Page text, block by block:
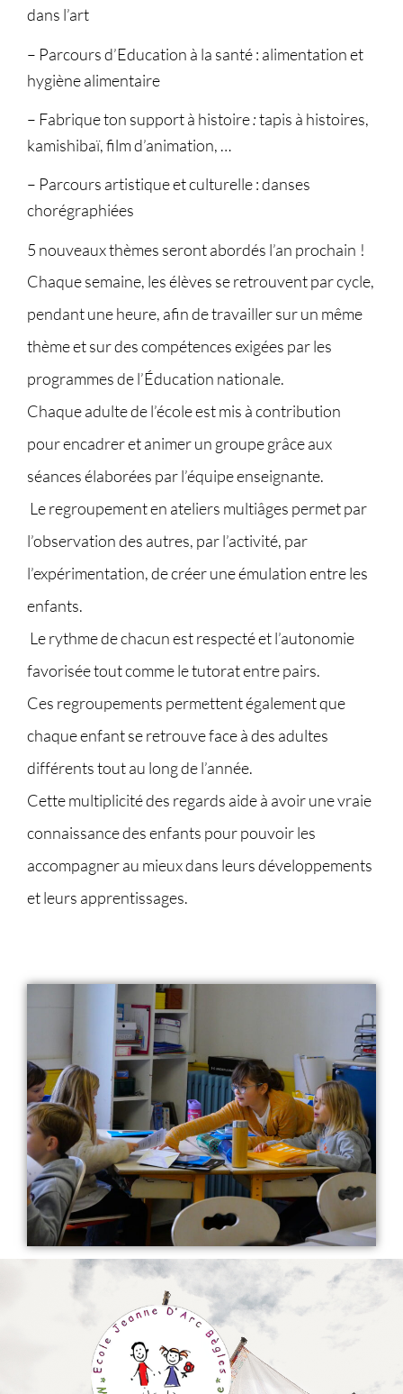
dans l’art
– Parcours d’Education à la santé : alimentation et
hygiène alimentaire
– Fabrique ton support à histoire:tapis à histoires,
kamishibaï, film d’animation, …
– Parcours artistique et culturelle : danses
chorégraphiées
5 nouveaux thèmes seront abordés l’an prochain !
Chaque semaine, les élèves se retrouvent par cycle,
pendant une heure, afin de travailler sur un même
thème et sur des compétences exigées par les
programmes de l’Éducation nationale.
Chaque adulte de l’école est mis à contribution
pour encadrer et animer un groupe grâce aux
séances élaborées par l’équipe enseignante.
Le regroupement en ateliers multiâges permet par
l’observation des autres, par l’activité, par
l’expérimentation, de créer une émulation entre les
enfants.
Le rythme de chacun est respecté et l’autonomie
favorisée tout comme le tutorat entre pairs.
Ces regroupements permettent également que
chaque enfant se retrouve face à des adultes
différents tout au long de l’année.
Cette multiplicité des regards aide à avoir une vraie
connaissance des enfants pour pouvoir les
accompagner au mieux dans leurs développements
et leurs apprentissages.